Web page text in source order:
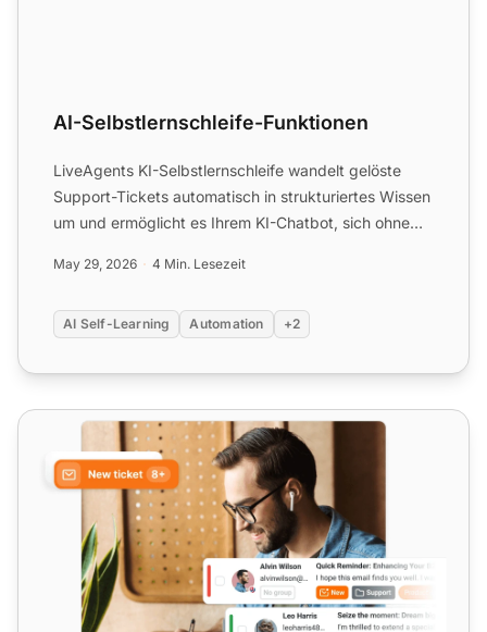
AI-Selbstlernschleife-Funktionen
LiveAgents KI-Selbstlernschleife wandelt gelöste
Support-Tickets automatisch in strukturiertes Wissen
um und ermöglicht es Ihrem KI-Chatbot, sich ohne
May 29, 2026 4 Min. Lesezeit
AI Self-Learning Automation +2
Ticketing-Software mit KI-Agenten